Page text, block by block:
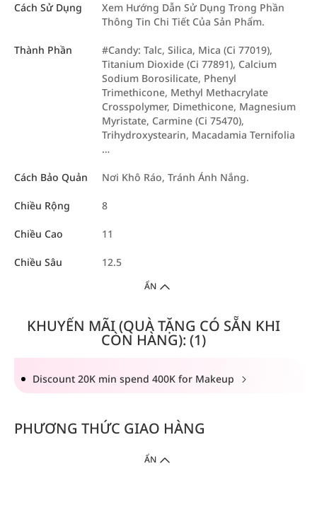
Cách Sử Dụng
Xem Hướng Dẫn Sử Dụng Trong Phần
Thông Tin Chi Tiết Của Sản Phẩm.
Thành Phần
#Candy: Talc, Silica, Mica (Ci 77019),
Titanium Dioxide (Ci 77891), Calcium
Sodium Borosilicate, Phenyl
Trimethicone, Methyl Methacrylate
Crosspolymer, Dimethicone, Magnesium
Myristate, Carmine (Ci 75470),
Trihydroxystearin, Macadamia Ternifolia
…
Cách Bảo Quản Nơi Khô Ráo, Tránh Ánh Nắng.
Chiều Rộng 8
Chiều Cao 11
Chiều Sâu 12.5
ẨN
KHUYẾN MÃI (QUÀ TẶNG CÓ SẴN KHI
CÒN HÀNG): (1)
Discount 20K min spend 400K for Makeup
PHƯƠNG THỨC GIAO HÀNG
ẨN